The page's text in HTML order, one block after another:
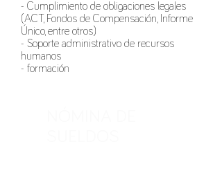
- Cumplimiento de obligaciones legales
(ACT, Fondos de Compensación, Informe
Único, entre otros)
- Soporte administrativo de recursos
humanos
- formación